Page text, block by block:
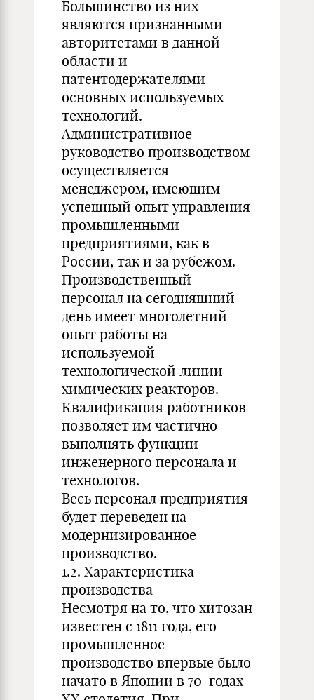
Большинство из них
являются признанными
авторитетами в данной
области и
патентодержателями
основных используемых
технологий.
Административное
руководство производством
осуществляется
менеджером, имеющим
успешный опыт управления
промышленными
предприятиями, как в
России, так и за рубежом.
Производственный
персонал на сегодняшний
день имеет многолетний
опыт работы на
используемой
технологической линии
химических реакторов.
Квалификация работников
позволяет им частично
выполнять функции
инженерного персонала и
технологов.
Весь персонал предприятия
будет переведен на
модернизированное
производство.
1.2. Характеристика
производства
Несмотря на то, что хитозан
известен с 1811 года, его
промышленное
производство впервые было
начато в Японии в 70-годах